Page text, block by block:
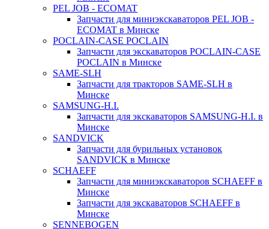
PEL JOB - ECOMAT
Запчасти для миниэкскаваторов PEL JOB -
ECOMAT в Минске
POCLAIN-CASE POCLAIN
Запчасти для экскаваторов POCLAIN-CASE
POCLAIN в Минске
SAME-SLH
Запчасти для тракторов SAME-SLH в
Минске
SAMSUNG-H.I.
Запчасти для экскаваторов SAMSUNG-H.I. в
Минске
SANDVICK
Запчасти для бурильных установок
SANDVICK в Минске
SCHAEFF
Запчасти для миниэкскаваторов SCHAEFF в
Минске
Запчасти для экскаваторов SCHAEFF в
Минске
SENNEBOGEN